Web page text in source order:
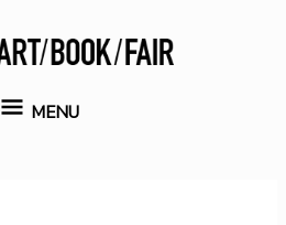
MENU
MENU